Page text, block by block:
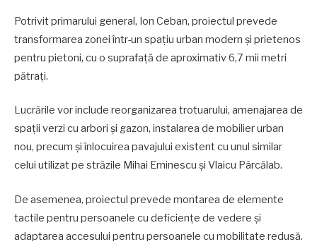
Potrivit primarului general, Ion Ceban, proiectul prevede
transformarea zonei într-un spațiu urban modern și prietenos
pentru pietoni, cu o suprafață de aproximativ 6,7 mii metri
pătrați.
Lucrările vor include reorganizarea trotuarului, amenajarea de
spații verzi cu arbori și gazon, instalarea de mobilier urban
nou, precum și înlocuirea pavajului existent cu unul similar
celui utilizat pe străzile Mihai Eminescu și Vlaicu Pârcălab.
De asemenea, proiectul prevede montarea de elemente
tactile pentru persoanele cu deficiențe de vedere și
adaptarea accesului pentru persoanele cu mobilitate redusă.